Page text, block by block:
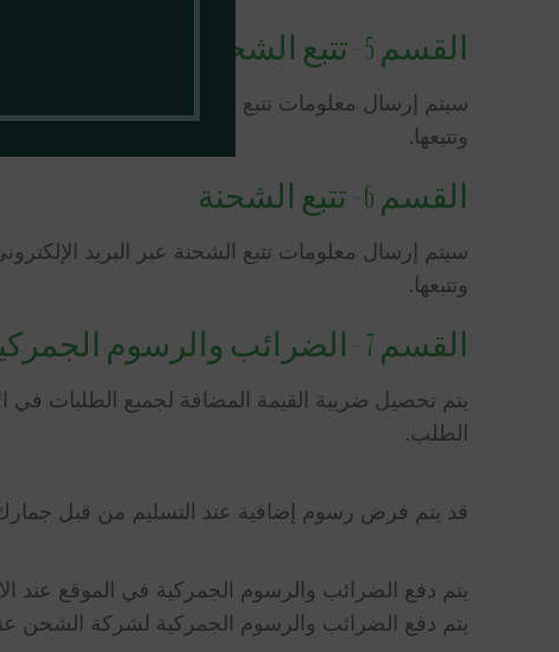
القسم 5 - تتبع الشحنة
سيتم إرسال معلومات تتبع الشحنة عبر البريد
وتتبعها.
القسم 6 - تتبع الشحنة
سيتم إرسال معلومات تتبع الشحنة عبر البريد
وتتبعها.
القسم 7 - الضرائب والرسوم الجمركية
يتم تحصيل ضريبة القيمة المضافة لجميع الطلبات في
الطلب.
قد يتم فرض رسوم إضافية عند التسليم من قبل جمارك
يتم دفع الضرائب والرسوم الجمركية في الموقع عند
يتم دفع الضرائب والرسوم الجمركية لشركة الشحن